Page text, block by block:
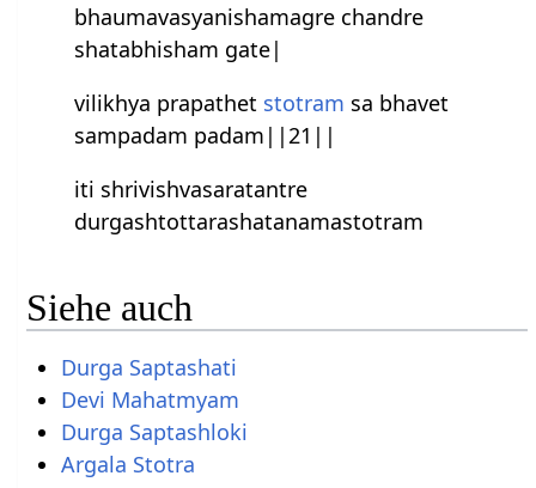
bhaumavasyanishamagre chandre
shatabhisham gate|
vilikhya prapathet stotram sa bhavet
sampadam padam||21||
iti shrivish‍vasaratantre
durgashtottarashatanamastotram
Siehe auch
Durga Saptashati
Devi Mahatmyam
Durga Saptashloki
Argala Stotra